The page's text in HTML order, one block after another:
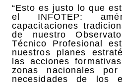
“Esto es justo lo que
el INFOTEP:
capacitaciones
de nuestro
Técnico Profesional
nuestros planes
las acciones
zonas nacionales
necesidades de los